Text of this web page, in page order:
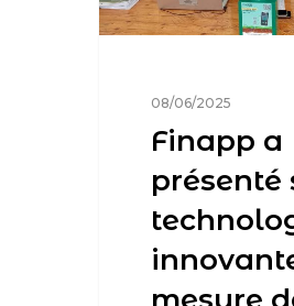
08/06/2025
Finapp a
présenté